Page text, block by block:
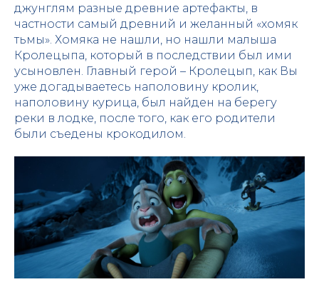
джунглям разные древние артефакты, в
частности самый древний и желанный «хомяк
тьмы». Хомяка не нашли, но нашли малыша
Кролецыпа, который в последствии был ими
усыновлен. Главный герой – Кролецып, как Вы
уже догадываетесь наполовину кролик,
наполовину курица, был найден на берегу
реки в лодке, после того, как его родители
были съедены крокодилом.